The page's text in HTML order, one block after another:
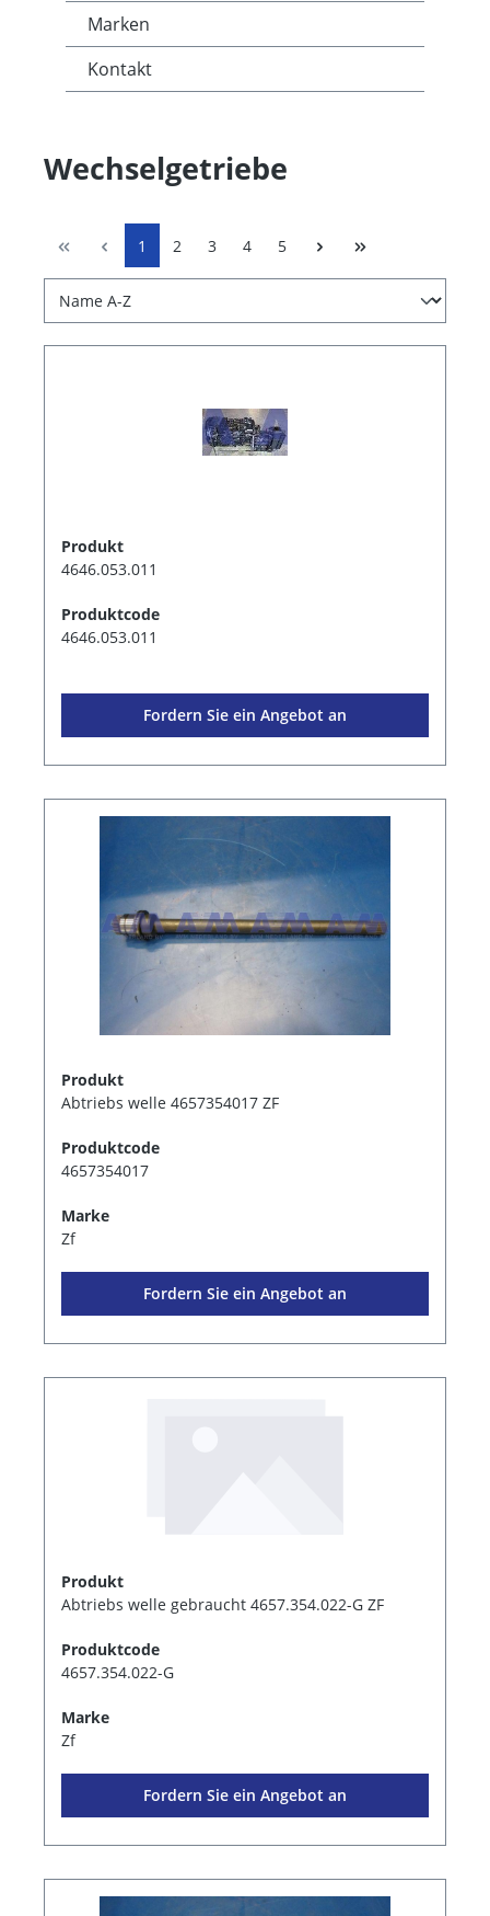
Marken
Kontakt
Wechselgetriebe
1 2 3 4 5
Produkt
4646.053.011
Produktcode
4646.053.011
Fordern Sie ein Angebot an
Produkt
Abtriebs welle 4657354017 ZF
Produktcode
4657354017
Marke
Zf
Fordern Sie ein Angebot an
Produkt
Abtriebs welle gebraucht 4657.354.022-G ZF
Produktcode
4657.354.022-G
Marke
Zf
Fordern Sie ein Angebot an